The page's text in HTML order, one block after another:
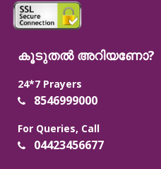
കൂടുതൽ അറിയണോ?
24*7 Prayers
8546999000
For Queries, Call
04423456677